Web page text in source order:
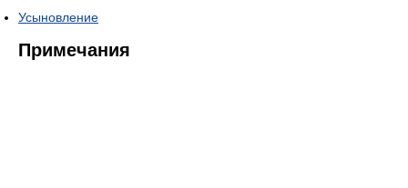
Усыновление
Примечания